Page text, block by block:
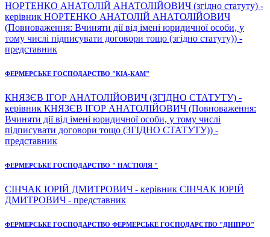
НОРТЕНКО АНАТОЛІЙ АНАТОЛІЙОВИЧ (згідно статуту) -
керівник НОРТЕНКО АНАТОЛІЙ АНАТОЛІЙОВИЧ
(Повноваження: Вчиняти дії від імені юридичної особи, у
тому числі підписувати договори тощо (згідно статуту)) -
представник
ФЕРМЕРСЬКЕ ГОСПОДАРСТВО "КІА-КАМ"
КНЯЗЄВ ІГОР АНАТОЛІЙОВИЧ (ЗГІДНО СТАТУТУ) -
керівник КНЯЗЄВ ІГОР АНАТОЛІЙОВИЧ (Повноваження:
Вчиняти дії від імені юридичної особи, у тому числі
підписувати договори тощо (ЗГІДНО СТАТУТУ)) -
представник
ФЕРМЕРСЬКЕ ГОСПОДАРСТВО " НАСТЮЛЯ "
СІНЧАК ЮРІЙ ДМИТРОВИЧ - керівник СІНЧАК ЮРІЙ
ДМИТРОВИЧ - представник
ФЕРМЕРСЬКЕ ГОСПОДАРСТВО ФЕРМЕРСЬКЕ ГОСПОДАРСТВО "ДНІПРО"